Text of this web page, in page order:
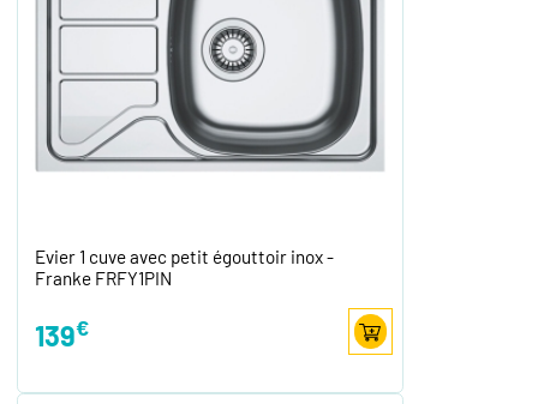
Evier 1 cuve avec petit égouttoir inox -
Franke FRFY1PIN
139€